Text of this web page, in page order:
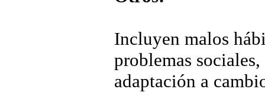
Incluyen malos
problemas
adaptación a